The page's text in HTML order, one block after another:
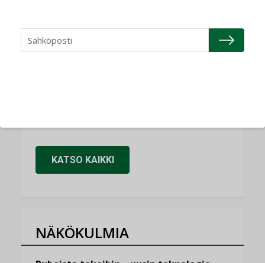
Bravida sai LVI-urakoita koulujen
KATSO KAIKKI
NÄKÖKULMIA